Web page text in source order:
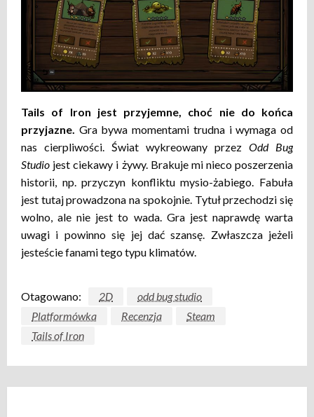
Tails of Iron jest przyjemne, choć nie do końca
przyjazne. Gra bywa momentami trudna i wymaga od
nas cierpliwości. Świat wykreowany przez Odd Bug
Studio jest ciekawy i żywy. Brakuje mi nieco poszerzenia
historii, np. przyczyn konfliktu mysio-żabiego. Fabuła
jest tutaj prowadzona na spokojnie. Tytuł przechodzi się
wolno, ale nie jest to wada. Gra jest naprawdę warta
uwagi i powinno się jej dać szansę. Zwłaszcza jeżeli
jesteście fanami tego typu klimatów.
Otagowano: 2D
odd bug studio
Platformówka
Recenzja
Steam
Tails of Iron